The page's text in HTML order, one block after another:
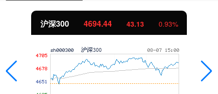
沪深300 4694.44 43.13 0.93%